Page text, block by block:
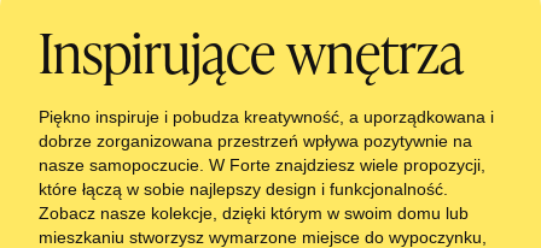
Inspirujące wnętrza
Piękno inspiruje i pobudza kreatywność, a uporządkowana i
dobrze zorganizowana przestrzeń wpływa pozytywnie na
nasze samopoczucie. W Forte znajdziesz wiele propozycji,
które łączą w sobie najlepszy design i funkcjonalność.
Zobacz nasze kolekcje, dzięki którym w swoim domu lub
mieszkaniu stworzysz wymarzone miejsce do wypoczynku,